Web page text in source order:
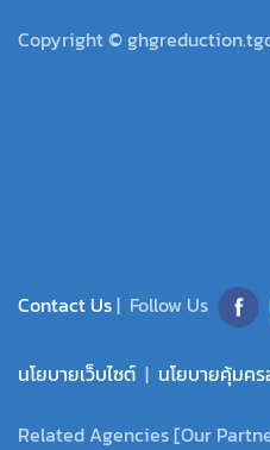
Copyright ©
Contact Us| Follow Us
นโยบายเว็บไซต์ | นโยบายคุ้มค
Related Agencies [Our